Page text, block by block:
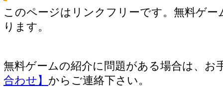
このページはリンクフリーです。無料ゲー
ります。
無料ゲームの紹介に問題がある場合は、お
合わせ】 からご連絡下さい。